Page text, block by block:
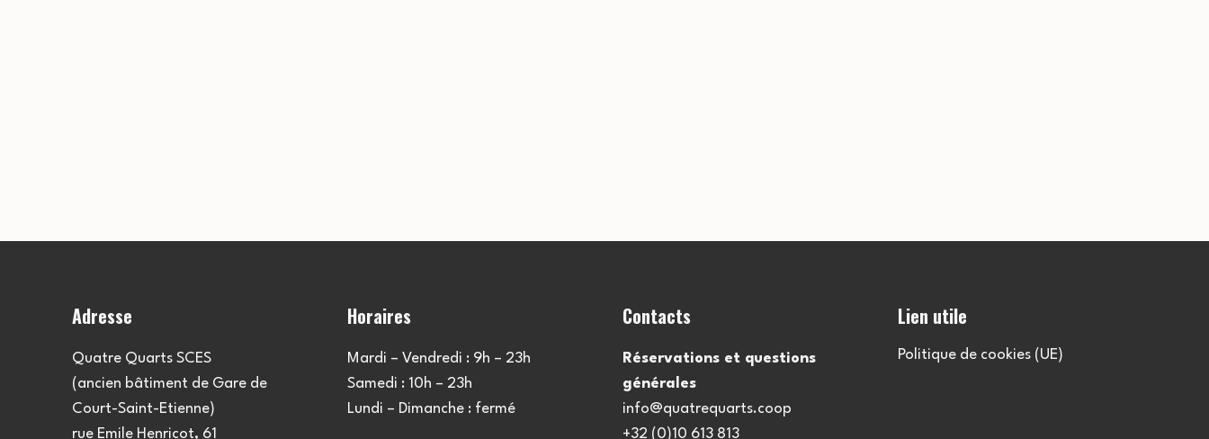
Adresse
Quatre Quarts SCES
(ancien bâtiment de Gare de
Court-Saint-Etienne)
rue Emile Henricot, 61
Horaires
Mardi – Vendredi : 9h – 23h
Samedi : 10h – 23h
Lundi – Dimanche : fermé
Contacts
Réservations et questions
générales
info@quatrequarts.coop
+32 (0)10 613 813
Lien utile
Politique de cookies (UE)